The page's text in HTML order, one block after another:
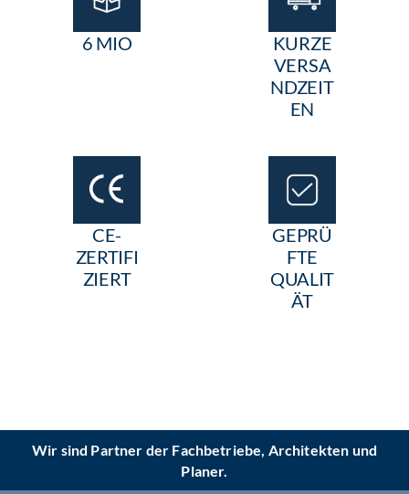
6 MIO
KURZE
VERSA
NDZEIT
EN
CE-
ZERTIFI
ZIERT
GEPRÜ
FTE
QUALIT
ÄT
Wir sind Partner der Fachbetriebe, Architekten und
Planer.